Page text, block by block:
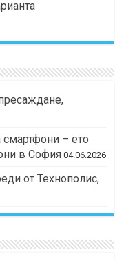
– ето
в София 04.06.2026
от Технополис,